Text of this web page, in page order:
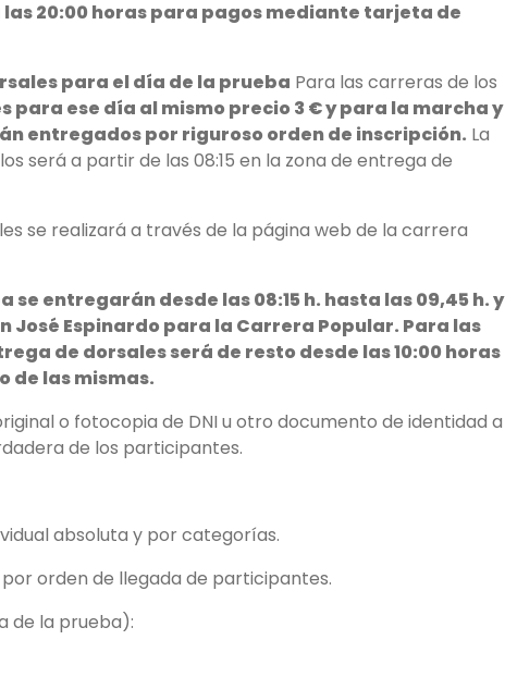
las 20:00 horas para pagos mediante tarjeta de
para el día de la prueba Para las carreras de los
para ese día al mismo precio 3 € y para la marcha y
entregados por riguroso orden de inscripción. La
será a partir de las 08:15 en la zona de entrega de
se realizará a través de la página web de la carrera
se entregarán desde las 08:15 h. hasta las 09,45 h. y
José Espinardo para la Carrera Popular. Para las
de dorsales será de resto desde las 10:00 horas
de las mismas.
o fotocopia de DNI u otro documento de identidad a
de los participantes.
absoluta y por categorías.
orden de llegada de participantes.
de la prueba):